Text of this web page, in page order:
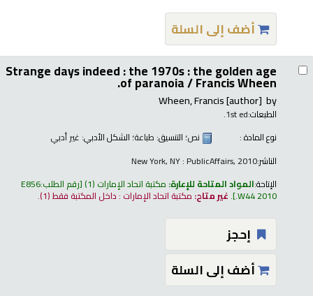
أضف إلى السلة
Strange days indeed : the 1970s : the golden age
of paranoia /Francis Wheen.
by
Wheen, Francis[author]
الطبعات:1st ed.
نوع المادة :
نص؛ التنسيق: طباعة؛ الشكل الأدبي: غير أدبي
الناشر:New York, NY : PublicAffairs, 2010
الإتاحة:المواد المتاحة للإعارة: مكتبة اتحاد الإمارات (1) رقم الطلب:E856
.W44 2010
.غير متاح: مكتبة اتحاد الإمارات : داخل المكتبة فقط(1).
إحجز
أضف إلى السلة